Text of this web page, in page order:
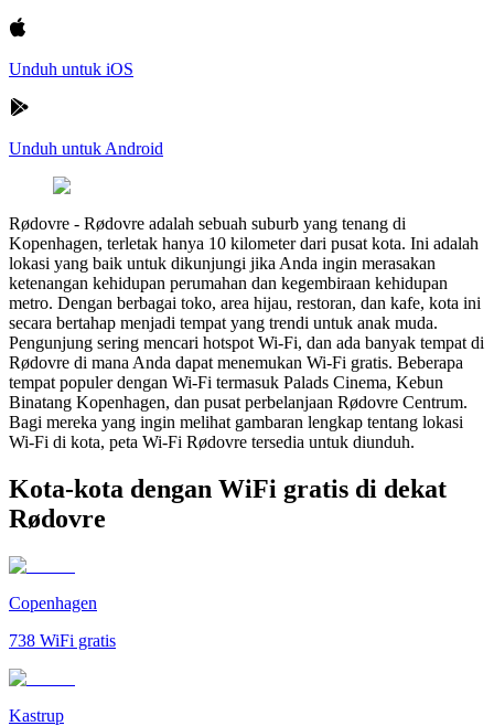
Unduh untuk iOS
Unduh untuk Android
Rødovre - Rødovre adalah sebuah suburb yang tenang di
Kopenhagen, terletak hanya 10 kilometer dari pusat kota. Ini adalah
lokasi yang baik untuk dikunjungi jika Anda ingin merasakan
ketenangan kehidupan perumahan dan kegembiraan kehidupan
metro. Dengan berbagai toko, area hijau, restoran, dan kafe, kota ini
secara bertahap menjadi tempat yang trendi untuk anak muda.
Pengunjung sering mencari hotspot Wi-Fi, dan ada banyak tempat di
Rødovre di mana Anda dapat menemukan Wi-Fi gratis. Beberapa
tempat populer dengan Wi-Fi termasuk Palads Cinema, Kebun
Binatang Kopenhagen, dan pusat perbelanjaan Rødovre Centrum.
Bagi mereka yang ingin melihat gambaran lengkap tentang lokasi
Wi-Fi di kota, peta Wi-Fi Rødovre tersedia untuk diunduh.
Kota-kota dengan WiFi gratis di dekat
Rødovre
Copenhagen
738 WiFi gratis
Kastrup